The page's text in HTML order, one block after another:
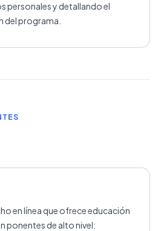
personales y detallando el
del programa.
en línea que ofrece educación
ponentes de alto nivel: